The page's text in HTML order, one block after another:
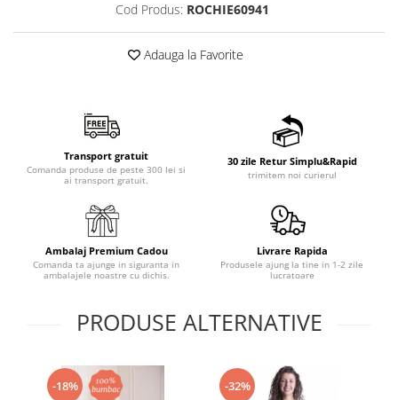
Cod Produs: ROCHIE60941
Adauga la Favorite
Transport gratuit
Comanda produse de peste 300 lei si
ai transport gratuit.
30 zile Retur Simplu&Rapid
trimitem noi curierul
Ambalaj Premium Cadou
Comanda ta ajunge in siguranta in
ambalajele noastre cu dichis.
Livrare Rapida
Produsele ajung la tine in 1-2 zile
lucratoare
PRODUSE ALTERNATIVE
-18% -32%